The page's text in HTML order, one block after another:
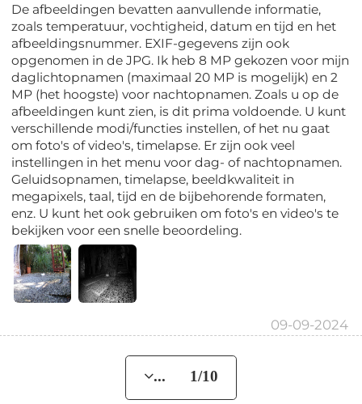
De afbeeldingen bevatten aanvullende informatie,
zoals temperatuur, vochtigheid, datum en tijd en het
afbeeldingsnummer. EXIF-gegevens zijn ook
opgenomen in de JPG. Ik heb 8 MP gekozen voor mijn
daglichtopnamen (maximaal 20 MP is mogelijk) en 2
MP (het hoogste) voor nachtopnamen. Zoals u op de
afbeeldingen kunt zien, is dit prima voldoende. U kunt
verschillende modi/functies instellen, of het nu gaat
om foto's of video's, timelapse. Er zijn ook veel
instellingen in het menu voor dag- of nachtopnamen.
Geluidsopnamen, timelapse, beeldkwaliteit in
megapixels, taal, tijd en de bijbehorende formaten,
enz. U kunt het ook gebruiken om foto's en video's te
bekijken voor een snelle beoordeling.
09-09-2024
... 1/10